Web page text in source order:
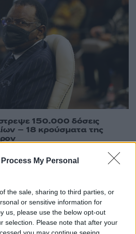
My Personal
the sale, sharing to third parties, or
or sensitive information for
us, please use the below opt-out
selection. Please note that after your
you may continue seeing
150.000 δόσεις
– 18 κρούσματα της